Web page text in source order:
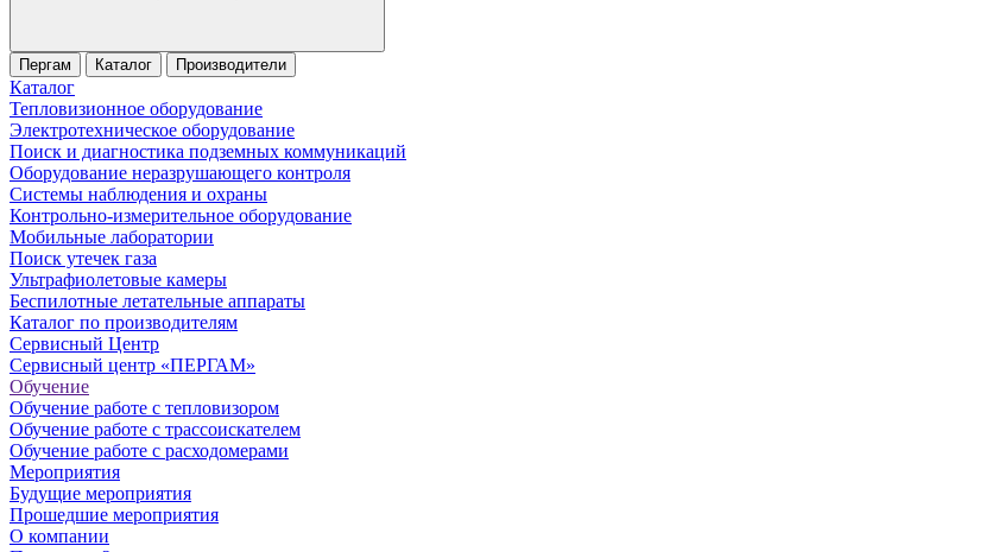
Пергам Каталог Производители
Каталог
Тепловизионное оборудование
Электротехническое оборудование
Поиск и диагностика подземных коммуникаций
Оборудование неразрушающего контроля
Системы наблюдения и охраны
Контрольно-измерительное оборудование
Мобильные лаборатории
Поиск утечек газа
Ультрафиолетовые камеры
Беспилотные летательные аппараты
Каталог по производителям
Сервисный Центр
Сервисный центр «ПЕРГАМ»
Обучение
Обучение работе с тепловизором
Обучение работе с трассоискателем
Обучение работе с расходомерами
Мероприятия
Будущие мероприятия
Прошедшие мероприятия
О компании